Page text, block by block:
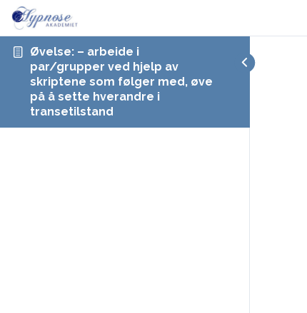
Øvelse: – arbeide i
par/grupper ved hjelp av
skriptene som følger med, øve
på å sette hverandre i
transetilstand